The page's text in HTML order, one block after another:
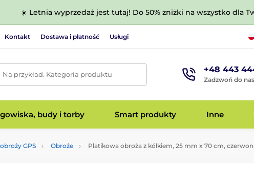
☀️ Letnia wyprzedaż jest tutaj! Do 50% zniżki na wszystko dla
Kontakt Dostawa i płatność Usługi
Na przykład. Kategoria produktu +48 443
Zadzwoń do nas
budy i torby Smart produkty Inne
GPS Obroże Platikowa obroża z kółkiem, 25 mm x 70 cm,